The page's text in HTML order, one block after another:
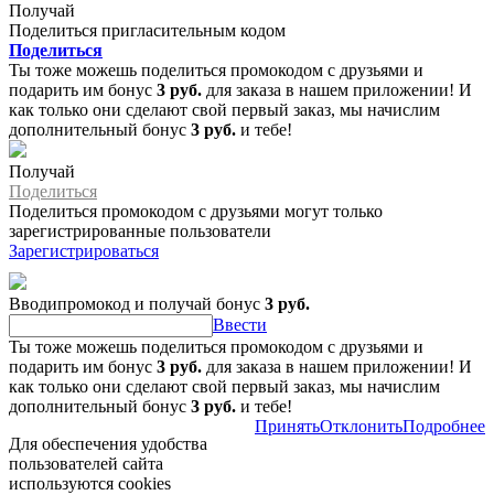
Получай
Поделиться пригласительным кодом
Поделиться
Ты тоже можешь поделиться промокодом с друзьями и
подарить им бонус 3 руб. для заказа в нашем приложении! И
как только они сделают свой первый заказ, мы начислим
дополнительный бонус 3 руб. и тебе!
Получай
Поделиться
Поделиться промокодом с друзьями могут только
зарегистрированные пользователи
Зарегистрироваться
Вводипромокод и получай бонус 3 руб.
Ввести
Ты тоже можешь поделиться промокодом с друзьями и
подарить им бонус 3 руб. для заказа в нашем приложении! И
как только они сделают свой первый заказ, мы начислим
дополнительный бонус 3 руб. и тебе!
Для обеспечения удобства
пользователей сайта
используются cookies
ПринятьОтклонитьПодробнее